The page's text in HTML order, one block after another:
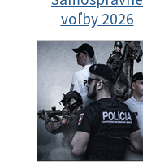
voľby 2026